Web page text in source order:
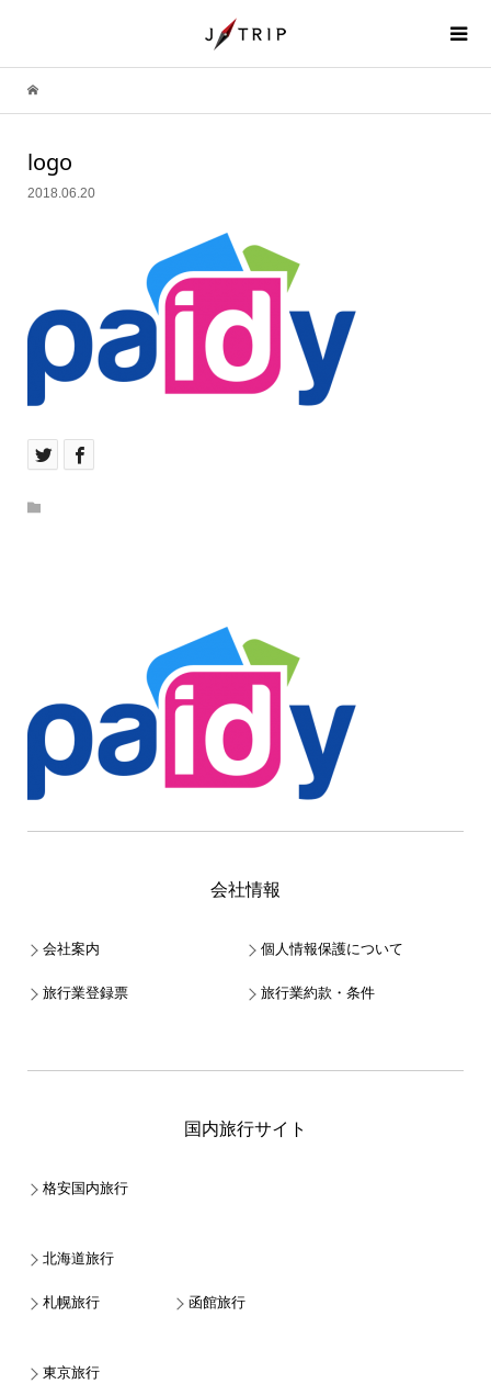
logo
2018.06.20
会社情報
会社案内 個人情報保護について
旅行業登録票 旅行業約款・条件
国内旅行サイト
格安国内旅行
北海道旅行
札幌旅行 函館旅行
東京旅行